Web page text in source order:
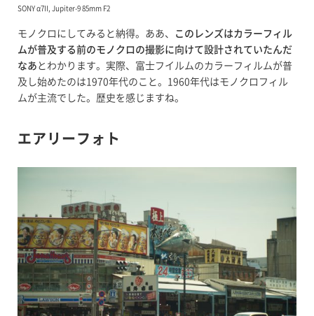
SONY α7II, Jupiter-9 85mm F2
モノクロにしてみると納得。ああ、
このレンズはカラーフィル
ムが普及する前のモノクロの撮影に向けて設計されていたんだ
なあ とわかります。実際、富士フイルムのカラーフィルムが普
及し始めたのは1970年代のこと。1960年代はモノクロフィル
ムが主流でした。歴史を感じますね。
エアリーフォト